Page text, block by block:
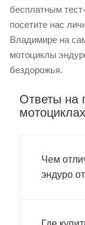
бесплатным
посетите нас
Владимире на
мотоциклы
бездорожья.
Ответы на
Чем
эндуро